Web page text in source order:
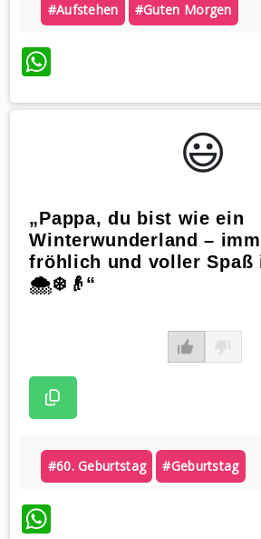
#aufstehen #guten Morgen
WhatsApp
😃️
„Pappa, du bist wie ein
Winterwunderland –
fröhlich und voller Spaß
🌨️❄️👴“
#60. Geburtstag #geburtstag
WhatsApp